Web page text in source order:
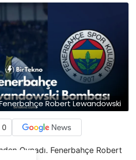
Robert Lewandowski
0
Oynadı. Fenerbahçe Robert